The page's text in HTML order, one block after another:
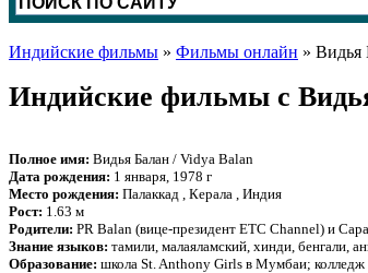
Индийские фильмы » Фильмы онлайн » Видья
Индийские фильмы с
Полное имя: Видья Балан / Vidya Balan
Дата рождения: 1 января, 1978 г
Место рождения: Палаккад , Керала , Индия
Рост: 1.63 м
Родители: PR Balan (вице-президент ETC Channel) и
Знание языков: тамили, малаяламский, хинди, бенгали,
Образование: школа St. Anthony Girls в Мумбаи; колледж